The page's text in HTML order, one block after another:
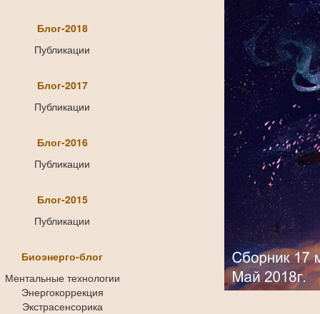
Блог-2018
Публикации
Блог-2017
Публикации
Блог-2016
Публикации
Блог-2015
Публикации
Биоэнерго-блог
Ментальные технологии
Энергокоррекция
Экстрасенсорика